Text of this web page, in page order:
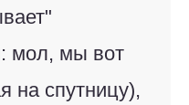
мол, мы вот
на спутницу),